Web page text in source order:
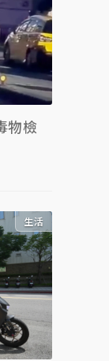
物檢
生活